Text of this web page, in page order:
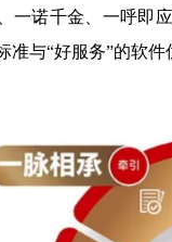
一诺千金、一呼即
准与“好服务”的软